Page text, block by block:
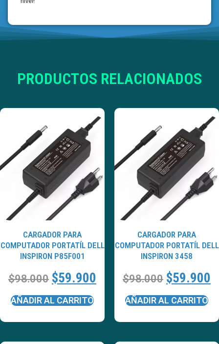
PRODUCTOS RELACIONADOS
CARGADOR PARA
COMPUTADOR PORTATÍL DELL
INSPIRON P85F001
$98.000 $59.900
AÑADIR AL CARRITO
CARGADOR PARA
COMPUTADOR PORTATÍL DELL
INSPIRON 3458
$98.000 $59.900
AÑADIR AL CARRITO